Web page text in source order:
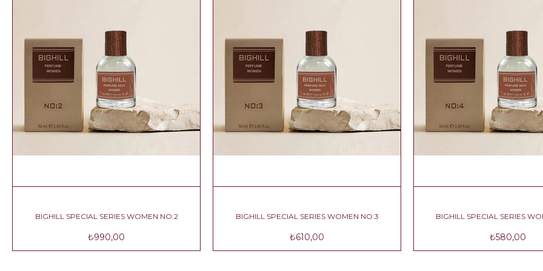
SPECIAL SERIES WOMEN NO:1 BIGHILL SPECIAL SERIES WOMEN NO:2 BIGHILL SPECIAL SERIES WOMEN NO:3